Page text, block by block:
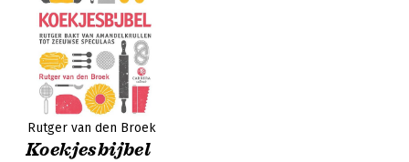
Rutger van den Broek
Koekjesbijbel